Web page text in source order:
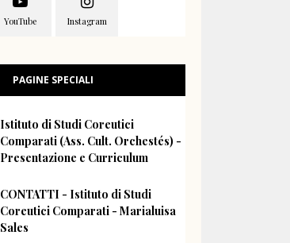
PAGINE SPECIALI
Istituto di Studi Coreutici
Comparati (Ass. Cult. Orchestés) -
Presentazione e Curriculum
CONTATTI - Istituto di Studi
Coreutici Comparati - Marialuisa
Sales